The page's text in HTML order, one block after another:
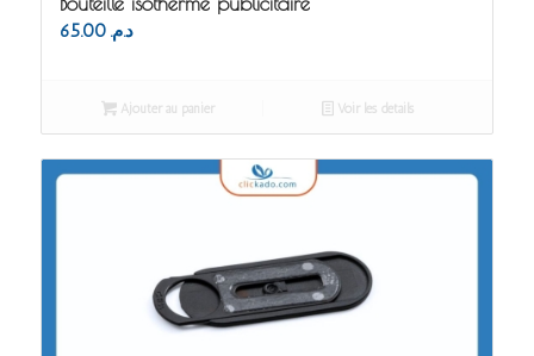
د.م. 65.00
Ajouter au panier Voir les détails